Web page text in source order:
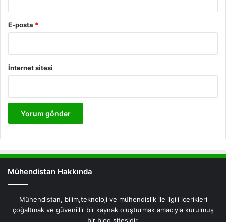
E-posta *
İnternet sitesi
Mühendistan Hakkında
Mühendistan, bilim,teknoloji ve mühendislik ile ilgili içerikleri
çoğaltmak ve güveniilir bir kaynak oluşturmak amacıyla kurulmuş